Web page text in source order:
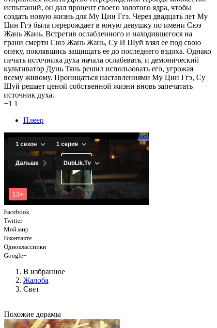
испытаний, он дал процент своего золотого ядра, чтобы
создать новую жизнь для Му Цин Ггэ. Через двадцать лет Му
Цин Ггэ была перерождает в юную девушку по имени Сюэ
Жань Жань. Встретив ослабленного и находившегося на
грани смерти Сюэ Жань Жань, Су И Шуй взял ее под свою
опеку, поклявшись защищать ее до последнего вздоха. Однако
печать источника духа начала ослабевать, и демонический
культиватор Дунь Тянь решил использовать его, угрожая
всему живому. Проницаться наставлениями Му Цин Ггэ, Су
Шуй решает ценой собственной жизни вновь запечатать
источник духа.
+1 1
Плеер
Facebook
Twitter
Мой мир
Вконтакте
Одноклассники
Google+
В избранное
Жалоба
Свет
Похожие дорамы